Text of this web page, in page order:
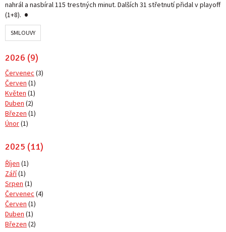
nahrál a nasbíral 115 trestných minut. Dalších 31 střetnutí přidal v playoff
(1+8).
SMLOUVY
2026 (9)
Červenec (3)
Červen (1)
Květen (1)
Duben (2)
Březen (1)
Únor(1)
2025 (11)
Říjen (1)
Září(1)
Srpen (1)
Červenec (4)
Červen (1)
Duben (1)
Březen (2)